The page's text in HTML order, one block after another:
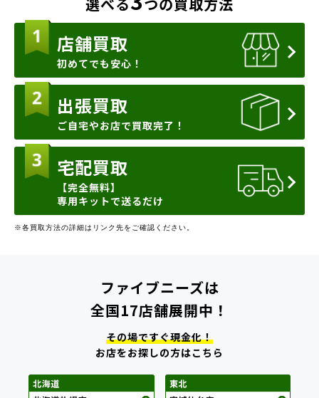
店舗買取
初めてでも安心！
出張買取
ご自宅やお店で買取完了！
宅配買取
【完全無料】
専用キットで送るだけ
※各買取方法の詳細はリンク先をご確認ください。
ファイブニーズは
全国17店舗展開中！
その場ですぐ現金化！
お店をお探しの方はこちら